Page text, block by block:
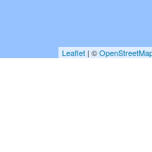
Leaflet | ©